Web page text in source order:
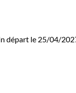
départ le 25/04/